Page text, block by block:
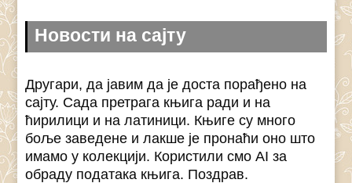
Новости на сајту
Другари, да јавим да је доста порађено на
сајту. Сада претрага књига ради и на
ћирилици и на латиници. Књиге су много
боље заведене и лакше је пронаћи оно што
имамо у колекцији. Користили смо AI за
обраду података књига. Поздрав.